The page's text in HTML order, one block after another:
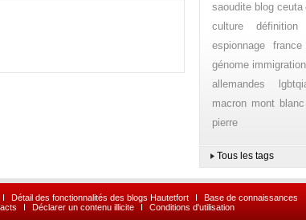
saoudite blog ceuta
culture
définition
espionnage
france
génome immigration
allemandes
macron mont blanc
pierre
Tous les tags
I Détail des fonctionnalités des blogs Hautetfort I
Base de connaissances
I Déclarer un contenu illicite I Conditions d'utilisation